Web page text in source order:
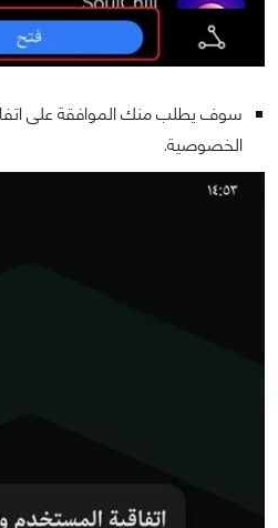
سوف يطلب منك الموافقة على
الخصوصية.